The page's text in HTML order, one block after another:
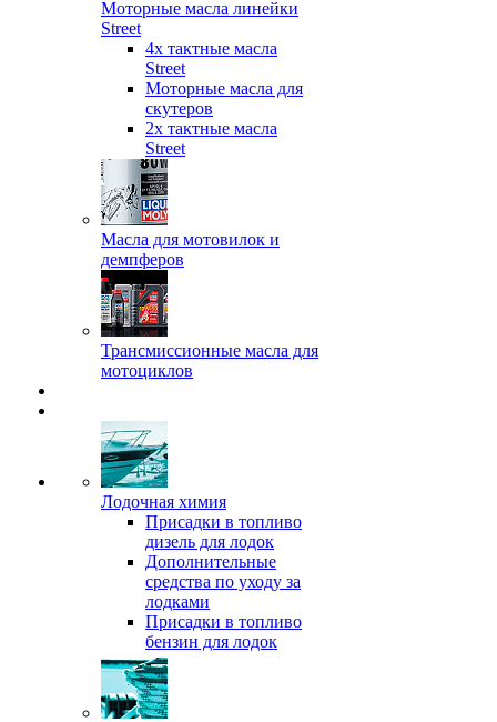
Моторные масла линейки
Street
4х тактные масла
Street
Моторные масла для
скутеров
2х тактные масла
Street
Масла для мотовилок и
демпферов
Трансмиссионные масла для
мотоциклов
Лодочная химия
Присадки в топливо
дизель для лодок
Дополнительные
средства по уходу за
лодками
Присадки в топливо
бензин для лодок